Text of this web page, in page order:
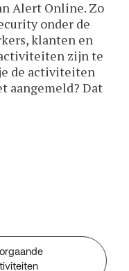
Alert Online. Zo
onder de
klanten en
zijn te
de activiteiten
aangemeld? Dat